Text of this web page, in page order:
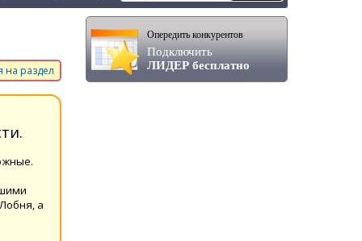
на раздел
а
Опередить конкурентов
Подключить
ЛИДЕР бесплатно